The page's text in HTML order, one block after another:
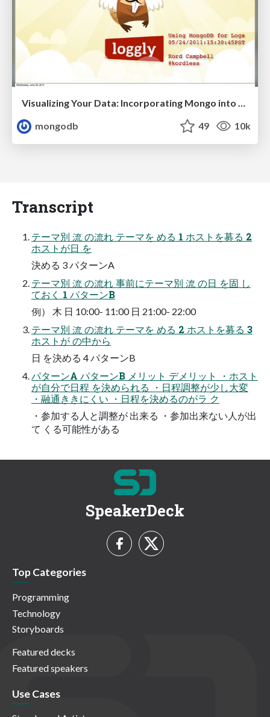
mongodb
49 10k
Transcript
テーマ別 流 の流れ テーマを める 1 ホストを募る 2
ホストが⽇ を
決める 3 パターンA
テーマ別 流 の流れ 事前にテーマ別 流 の⽇ を固 し
ておく 1 パターンB
例） ⽊ ⽇ 10:00- 11:00 ⽇ 21:00- 22:00
テーマ別 流 の流れ テーマを める 2 ホストを募る 3
ホストが の中から
⽇ を決める 4 パターンB
パターンA パターンB メリット デメリット ・ホスト
が自分で日程 を決められる ・日程調整が少し大変
・融通ききにくい ・日程を決めるのがラ ク
・参加する人と調整が 出来る ・参加出来ない人が出
て くる可能性がある
SpeakerDeck
Top Categories
Programming
Technology
Storyboards
Featured decks
Featured speakers
Use Cases